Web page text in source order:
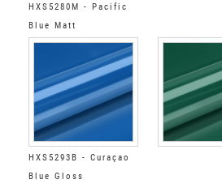
HXS5280M - Pacific
Blue Matt
HXS5293B - Curaçao
Blue Gloss